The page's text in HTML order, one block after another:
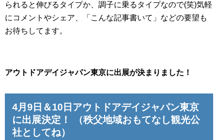
られると伸びるタイプか、調子に乗るタイプなので(笑)気軽
にコメントやシェア、「こんな記事書いて」などの要望も
お待ちしてます。
アウトドアデイジャパン東京に出展が決まりました！
4月9日＆10日アウトドアデイジャパン東京
に出展決定！
（秩父地域おもてなし観光公
社としてね）